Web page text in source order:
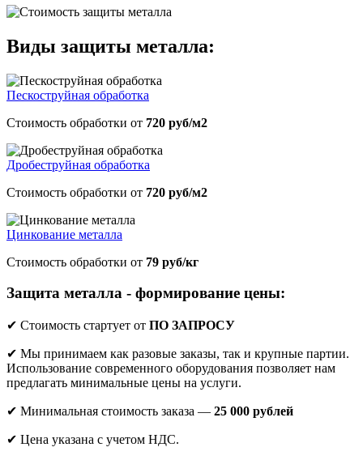
Виды защиты металла:
Пескоструйная обработка
Стоимость обработки от 720 руб/м2
Дробеструйная обработка
Стоимость обработки от 720 руб/м2
Цинкование металла
Стоимость обработки от 79 руб/кг
Защита металла - формирование цены:
✔ Стоимость стартует от ПО ЗАПРОСУ
✔ Мы принимаем как разовые заказы, так и крупные партии.
Использование современного оборудования позволяет нам
предлагать минимальные цены на услуги.
✔ Минимальная стоимость заказа — 25 000 рублей
✔ Цена указана с учетом НДС.